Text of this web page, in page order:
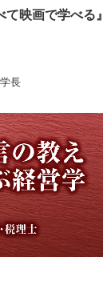
映画で学べる』
長